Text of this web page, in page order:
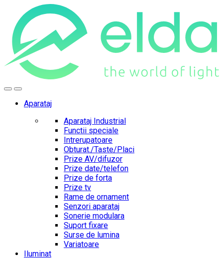
navigation
content
Aparataj
Aparataj Industrial
Functii speciale
Intrerupatoare
Obturat./Taste/Placi
Prize AV/difuzor
Prize date/telefon
Prize de forta
Prize tv
Rame de ornament
Senzori aparataj
Sonerie modulara
Suport fixare
Surse de lumina
Variatoare
Iluminat